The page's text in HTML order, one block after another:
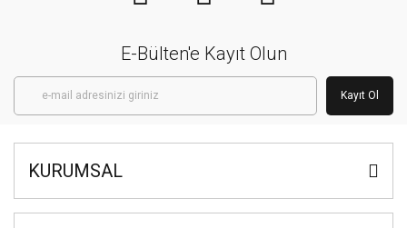
E-Bülten'e Kayıt Olun
Kayıt Ol
KURUMSAL